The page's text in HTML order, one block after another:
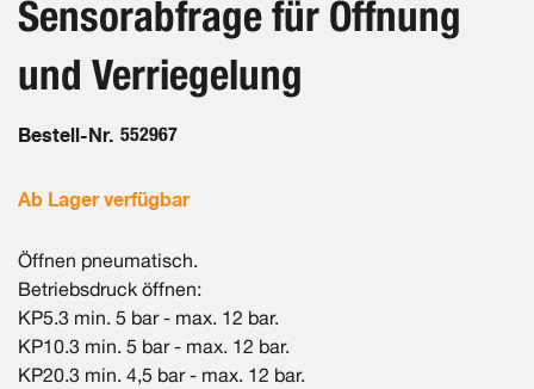
Sensorabfrage für Öffnung
und Verriegelung
Bestell-Nr. 552967
Ab Lager verfügbar
Öffnen pneumatisch.
Betriebsdruck öffnen:
KP5.3 min. 5 bar - max. 12 bar.
KP10.3 min. 5 bar - max. 12 bar.
KP20.3 min. 4,5 bar - max. 12 bar.